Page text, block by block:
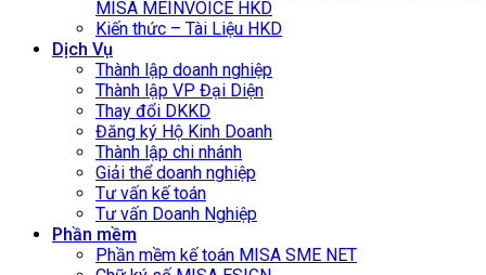
MISA MEINVOICE HKD
Kiến thức – Tài Liệu HKD
Dịch Vụ
Thành lập doanh nghiệp
Thành lập VP Đại Diện
Thay đổi DKKD
Đăng ký Hộ Kinh Doanh
Thành lập chi nhánh
Giải thể doanh nghiệp
Tư vấn kế toán
Tư vấn Doanh Nghiệp
Phần mềm
Phần mềm kế toán MISA SME NET